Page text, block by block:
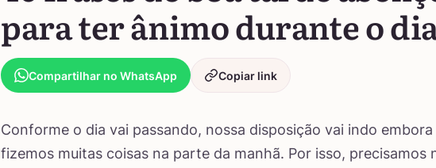
para ter ânimo durante o
Compartilhar no WhatsApp Copiar link
Conforme o dia vai passando, nossa disposição vai indo
fizemos muitas coisas na parte da manhã. Por isso, precisamos